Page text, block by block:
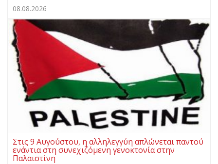
08.08.2026
Στις 9 Αυγούστου, η αλληλεγγύη απλώνεται παντού
ενάντια στη συνεχιζόμενη γενοκτονία στην
Παλαιστίνη